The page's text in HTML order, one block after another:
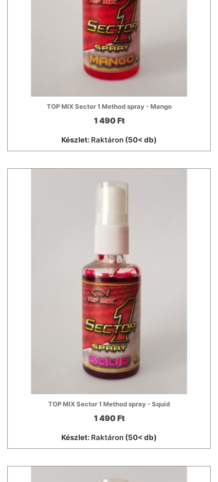
TOP MIX Sector 1 Method spray - Mango
1 490 Ft
Készlet: Raktáron (50< db)
TOP MIX Sector 1 Method spray - Squid
1 490 Ft
Készlet: Raktáron (50< db)